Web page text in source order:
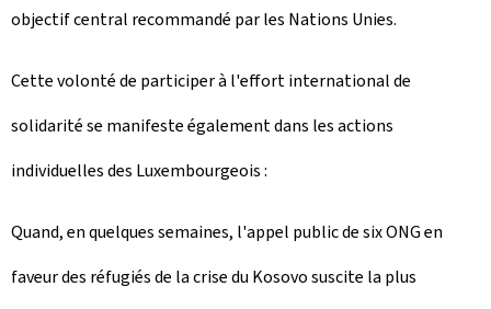
objectif central recommandé par les Nations Unies.
Cette volonté de participer à l'effort international de
solidarité se manifeste également dans les actions
individuelles des Luxembourgeois :
Quand, en quelques semaines, l'appel public de six ONG en
faveur des réfugiés de la crise du Kosovo suscite la plus